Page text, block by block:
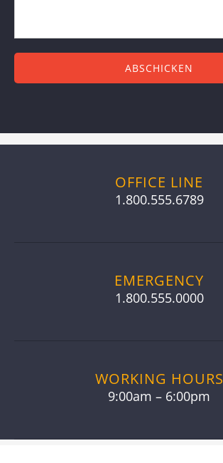
OFFICE LINE
1.800.555.6789
EMERGENCY
1.800.555.0000
WORKING HOURS
9:00am – 6:00pm